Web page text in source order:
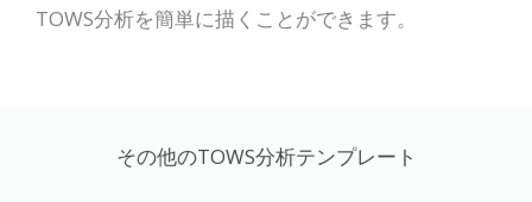
TOWS分析を簡単に描くことができます。
その他のTOWS分析テンプレート